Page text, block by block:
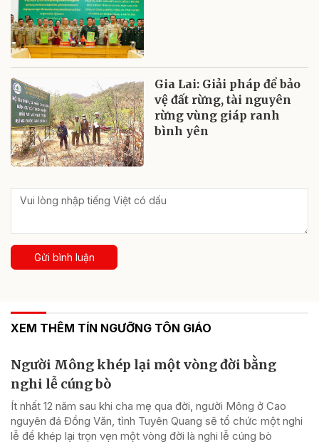
Gia Lai: Giải pháp để bảo
vệ đất rừng, tài nguyên
rừng vùng giáp ranh
bình yên
Gửi bình luận
XEM THÊM TÍN NGƯỠNG TÔN GIÁO
Người Mông khép lại một vòng đời bằng
nghi lễ cúng bò
Ít nhất 12 năm sau khi cha mẹ qua đời, người Mông ở Cao
nguyên đá Đồng Văn, tỉnh Tuyên Quang sẽ tổ chức một nghi
lễ để khép lại trọn vẹn một vòng đời là nghi lễ cúng bò